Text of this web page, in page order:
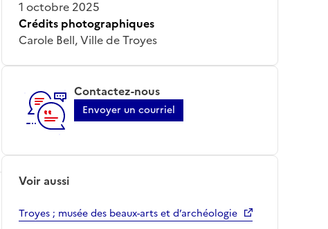
1 octobre 2025
Crédits photographiques
Carole Bell, Ville de Troyes
Contactez-nous
Envoyer un courriel
Voir aussi
Troyes ; musée des beaux-arts et d’archéologie